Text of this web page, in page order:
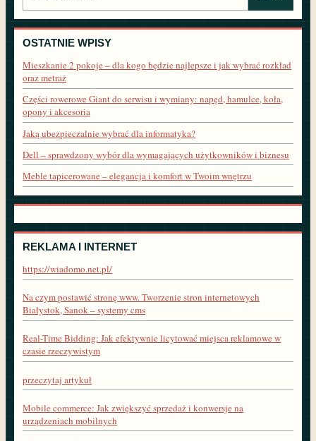
OSTATNIE WPISY
Mieszkanie 2 pokoje – dla kogo będzie najlepsze i jak wybrać rozkład
oraz metraż
Części rowerowe Giant do serwisu i wymiany: napęd, hamulce, koła,
opony i akcesoria
Jaką ubezpieczalnie wybrać dla informatyka?
Dell – sprawdzony wybór dla wymagających użytkowników i biznesu
Meble tapicerowane – elegancja i komfort w Twoim wnętrzu
REKLAMA I INTERNET
https://wiadomo.net.pl/
Na czym postawić stronę www. Tworzenie stron internetowych
Białystok, Sanok – systemy cms
Real-Time Bidding: Jak efektywnie licytować miejsca reklamowe w
czasie rzeczywistym
przeczytaj artykuł
Mobile commerce: Jak zwiększyć sprzedaż i konwersje na
urządzeniach mobilnych